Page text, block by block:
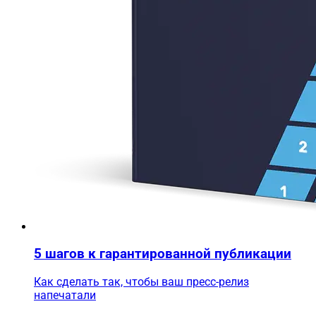
5 шагов к гарантированной публикации
Как сделать так, чтобы ваш пресс-релиз
напечатали